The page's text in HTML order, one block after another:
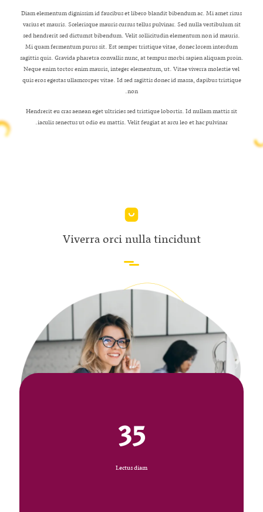
Diam elementum dignissim id faucibus et libero blandit bibendum ac. Mi amet risus
varius et mauris. Scelerisque mauris cursus tellus pulvinar. Sed nulla vestibulum sit
sed hendrerit sed dictumst bibendum. Velit sollicitudin elementum non id mauris.
Mi quam fermentum purus sit. Est semper tristique vitae, donec lorem interdum
sagittis quis. Gravida pharetra convallis nunc, at tempus morbi sapien aliquam proin.
Neque enim tortor enim mauris, integer elementum, ut. Vitae viverra molestie vel
quis eros egestas ullamcorper vitae. Id sed sagittis donec id massa, dapibus tristique
non.
Hendrerit eu cras aenean eget ultricies sed tristique lobortis. Id nullam mattis sit
iaculis senectus ut odio eu mattis. Velit feugiat at arcu leo et hac pulvinar.
Viverra orci nulla tincidunt
35
Lectus diam